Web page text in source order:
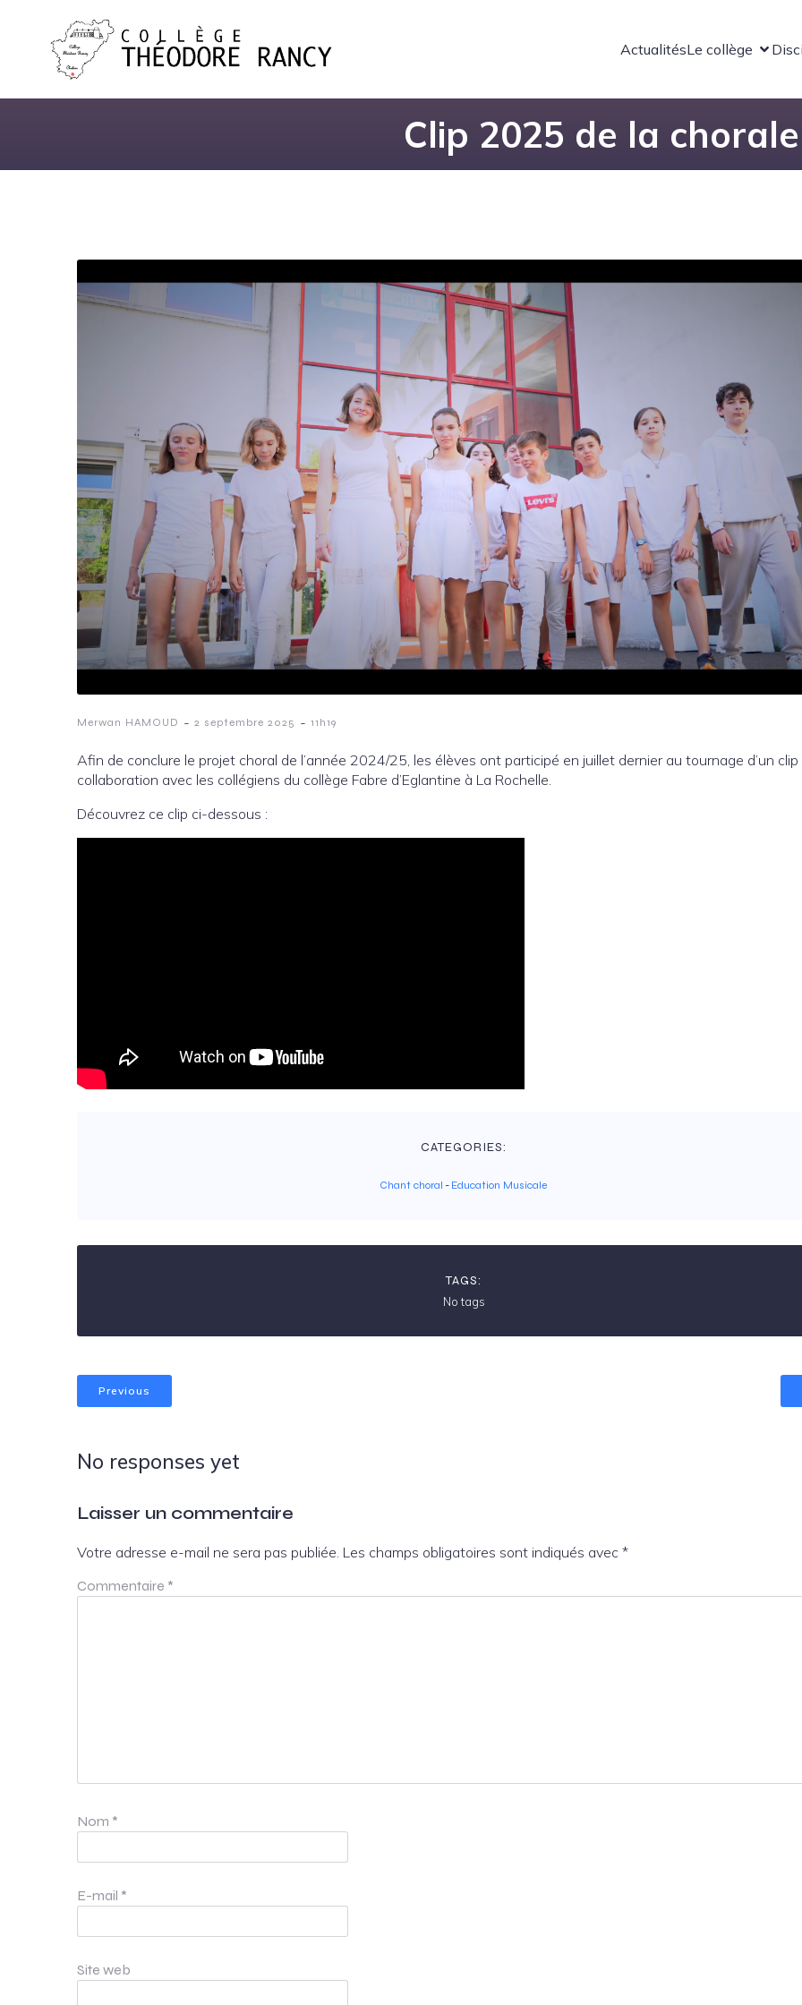
ActualitésLe collège
Clip 2025 de la chorale
Merwan HAMOUD - 2 septembre 2025 - 11h19
Afin de conclure le projet choral de l’année 2024/25, les élèves ont participé en juillet dernier au tournage d’un clip
collaboration avec les collégiens du collège Fabre d’Eglantine à La Rochelle.
Découvrez ce clip ci-dessous :
CATEGORIES:
Chant choral - Education Musicale
TAGS:
No tags
Previous
No responses yet
Laisser un commentaire
Votre adresse e-mail ne sera pas publiée. Les champs obligatoires sont indiqués avec *
Commentaire *
Nom *
E-mail *
Site web